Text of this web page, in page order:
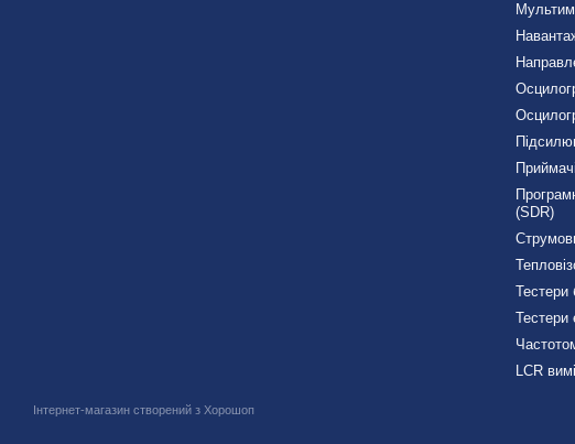
Інтернет-магазин створений з Хорошоп
(SDR)
Тестери
Тестери
LCR